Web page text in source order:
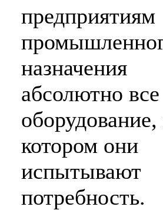
предприятиям
назначения
абсолютно все
оборудование,
котором они
испытывают
потребность.